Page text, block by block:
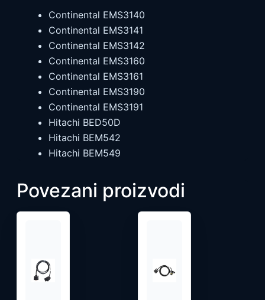
Continental EMS3140
Continental EMS3141
Continental EMS3142
Continental EMS3160
Continental EMS3161
Continental EMS3190
Continental EMS3191
Hitachi BED50D
Hitachi BEM542
Hitachi BEM549
Povezani proizvodi